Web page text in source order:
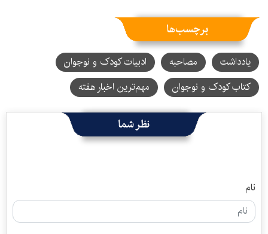
برچسب‌ها
یادداشت مصاحبه
ادبیات کودک و نوجوان
کتاب کودک و نوجوان
مهم‌ترین اخبار هفته
نظر شما
نام